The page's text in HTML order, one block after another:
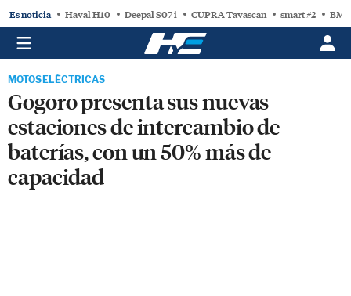
Es noticia Haval H10 Deepal S07 i CUPRA Tavascan smart #2
MOTOS ELÉCTRICAS
Gogoro presenta sus nuevas
estaciones de intercambio de
baterías, con un 50% más de
capacidad